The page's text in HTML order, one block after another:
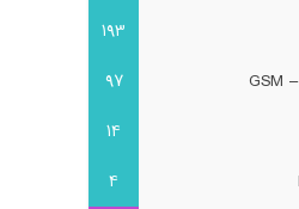
193
97
14
4